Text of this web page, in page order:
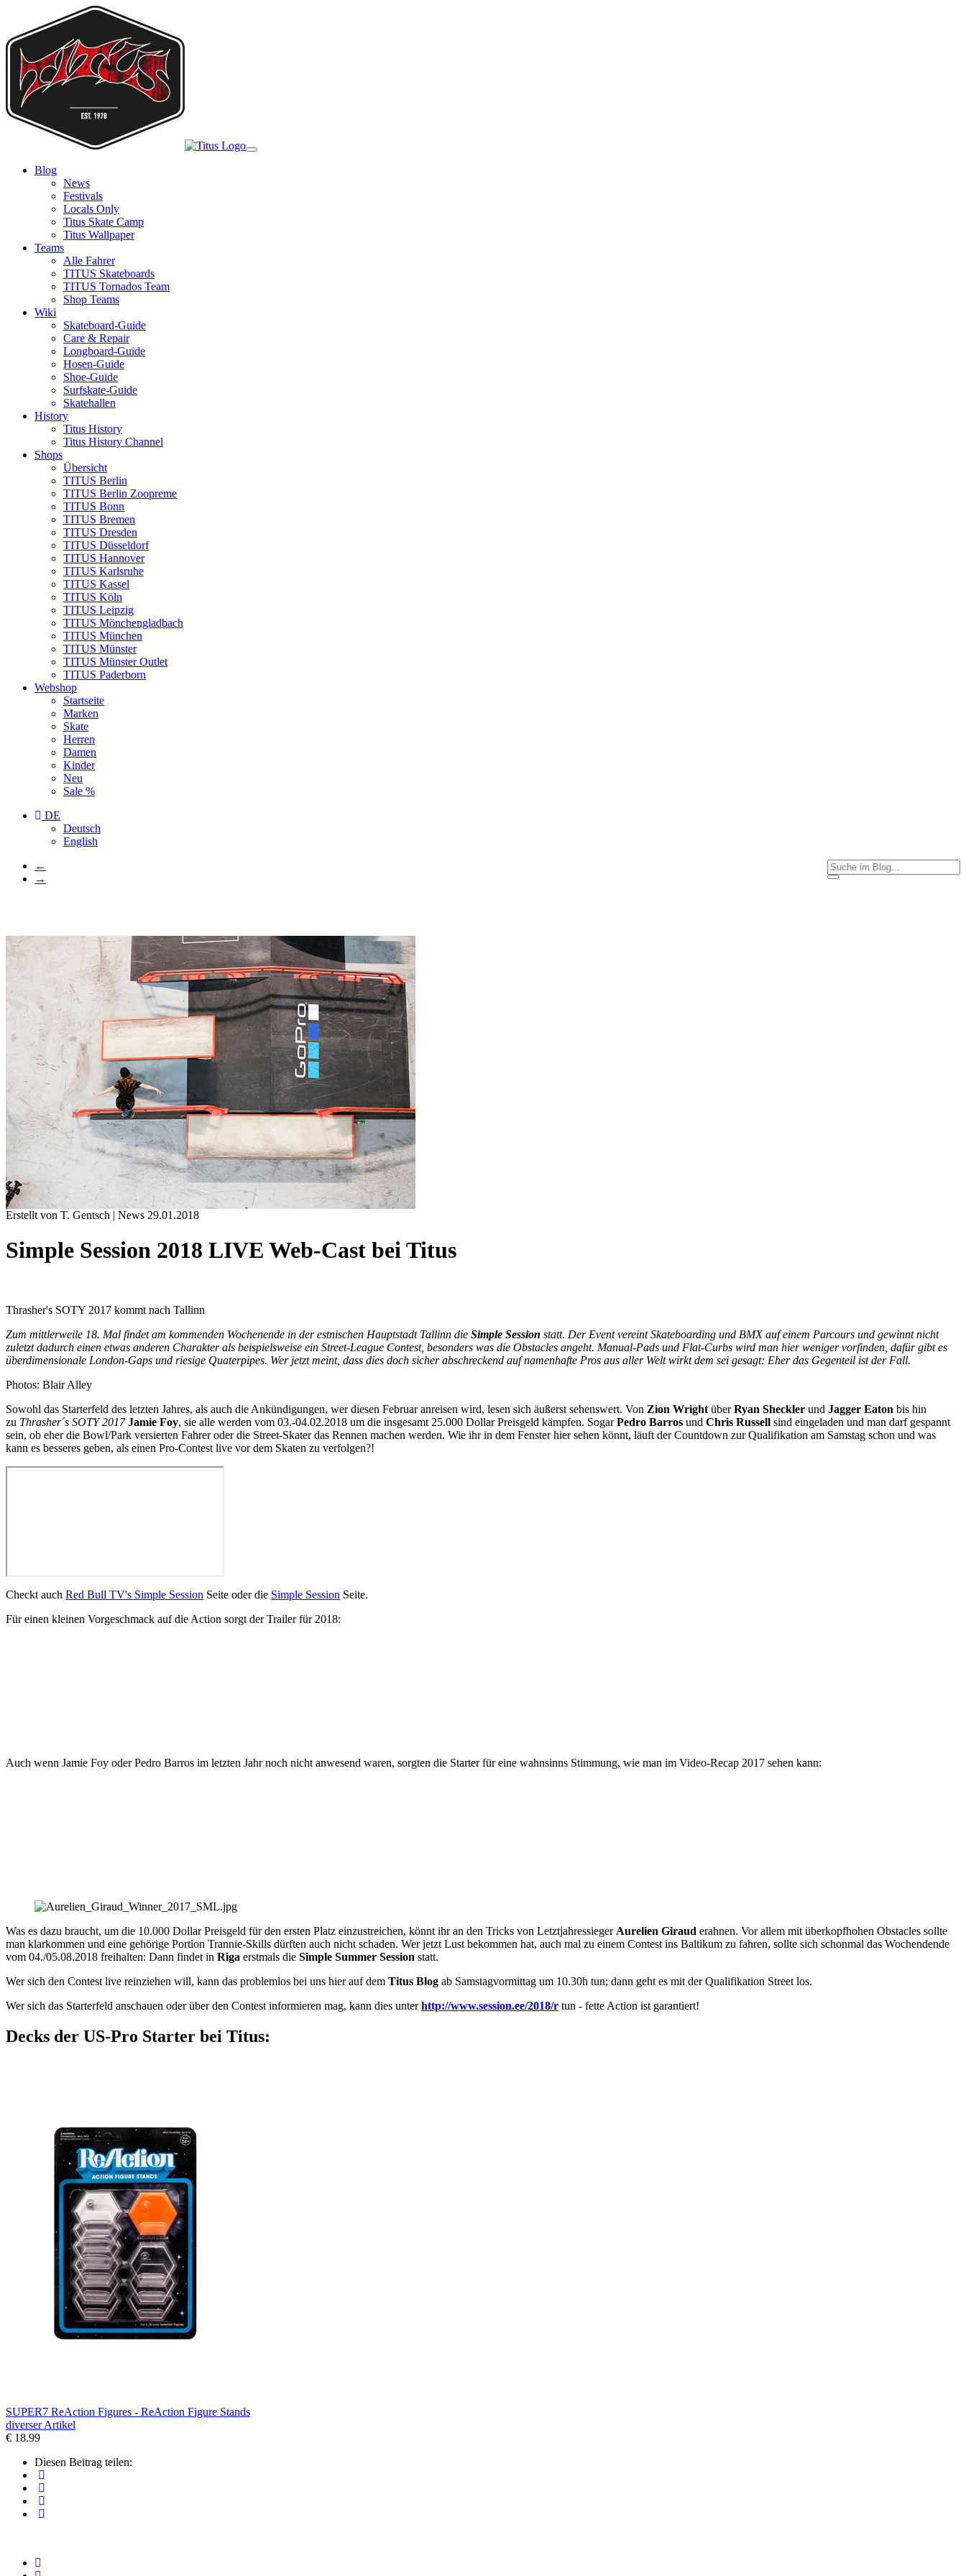
main
content
Toggle
Blog
News
Festivals
Locals Only
Titus Skate Camp
Titus Wallpaper
Teams
Alle Fahrer
TITUS Skateboards
TITUS Tornados Team
Shop Teams
Wiki
Skateboard-Guide
Care & Repair
Longboard-Guide
Hosen-Guide
Shoe-Guide
Surfskate-Guide
Skatehallen
History
Titus History
Titus History Channel
Shops
Übersicht
TITUS Berlin
TITUS Berlin Zoopreme
TITUS Bonn
TITUS Bremen
TITUS Dresden
TITUS Düsseldorf
TITUS Hannover
TITUS Karlsruhe
TITUS Kassel
TITUS Köln
TITUS Leipzig
TITUS Mönchengladbach
TITUS München
TITUS Münster
TITUS Münster Outlet
TITUS Paderborn
Webshop
Startseite
Marken
Skate
Herren
Damen
Kinder
Neu
Sale %
DE
Deutsch
English
←
→
Erstellt von T. Gentsch | News 29.01.2018
Simple Session 2018 LIVE Web-Cast bei Titus
Thrasher's SOTY 2017 kommt nach Tallinn
Zum mittlerweile 18. Mal findet am kommenden Wochenende in der estnischen Hauptstadt Tallinn die Simple Session statt. Der Event vereint Skateboarding und BMX auf einem Parcours und gewinnt nicht
zuletzt dadurch einen etwas anderen Charakter als beispielsweise ein Street-League Contest, besonders was die Obstacles angeht. Manual-Pads und Flat-Curbs wird man hier weniger vorfinden, dafür gibt es
überdimensionale London-Gaps und riesige Quaterpipes. Wer jetzt meint, dass dies doch sicher abschreckend auf namenhafte Pros aus aller Welt wirkt dem sei gesagt: Eher das Gegenteil ist der Fall.
Photos: Blair Alley
Sowohl das Starterfeld des letzten Jahres, als auch die Ankündigungen, wer diesen Februar anreisen wird, lesen sich äußerst sehenswert. Von Zion Wright überRyan Sheckler und Jagger Eaton bis hin
zu Thrasher´s SOTY 2017 Jamie Foy, sie alle werden vom 03.-04.02.2018 um die insgesamt 25.000 Dollar Preisgeld kämpfen. SogarPedro Barros und Chris Russell sind eingeladen und man darf gespannt
sein, ob eher die Bowl/Park versierten Fahrer oder die Street-Skater das Rennen machen werden. Wie ihr in dem Fenster hier sehen könnt, läuft der Countdown zur Qualifikation am Samstag schon und was
kann es besseres geben, als einen Pro-Contest live vor dem Skaten zu verfolgen?!
Checkt auch Red Bull TV's Simple Session Seite oder die Simple Session Seite.
Für einen kleinen Vorgeschmack auf die Action sorgt der Trailer für 2018:
Auch wenn Jamie Foy oder Pedro Barros im letzten Jahr noch nicht anwesend waren, sorgten die Starter für eine wahnsinns Stimmung, wie man im Video-Recap 2017 sehen kann:
Was es dazu braucht, um die 10.000 Dollar Preisgeld für den ersten Platz einzustreichen, könnt ihr an den Tricks von LetztjahressiegerAurelien Giraud erahnen. Vor allem mit überkopfhohen Obstacles sollte
man klarkommen und eine gehörige Portion Trannie-Skills dürften auch nicht schaden. Wer jetzt Lust bekommen hat, auch mal zu einem Contest ins Baltikum zu fahren, sollte sich schonmal das Wochendende
vom 04./05.08.2018 freihalten: Dann findet in Riga erstmals die Simple Summer Session statt.
Wer sich den Contest live reinziehen will, kann das problemlos bei uns hier auf dem Titus Blog ab Samstagvormittag um 10.30h tun; dann geht es mit der Qualifikation Street los.
Wer sich das Starterfeld anschauen oder über den Contest informieren mag, kann dies unterhttp://www.session.ee/2018/r tun - fette Action ist garantiert!
Decks der US-Pro Starter bei Titus:
SUPER7 ReAction Figures - ReAction Figure Stands
diverser Artikel
€ 18.99
Diesen Beitrag teilen: